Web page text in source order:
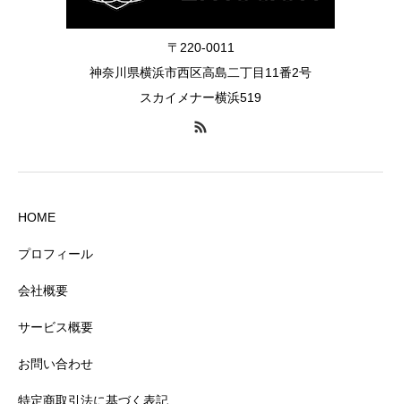
〒220-0011
神奈川県横浜市西区高島二丁目11番2号
スカイメナー横浜519
HOME
プロフィール
会社概要
サービス概要
お問い合わせ
特定商取引法に基づく表記